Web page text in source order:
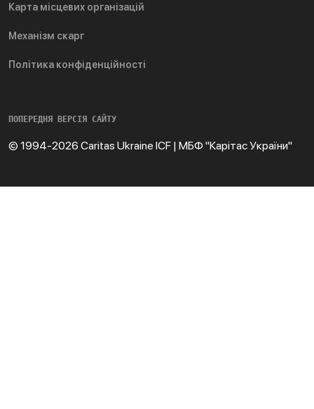
Карта місцевих організацій
Механізм скарг
Політика конфіденційності
ПОПЕРЕДНЯ ВЕРСІЯ САЙТУ
© 1994-2026 Caritas Ukraine ICF | МБФ "Карітас України"